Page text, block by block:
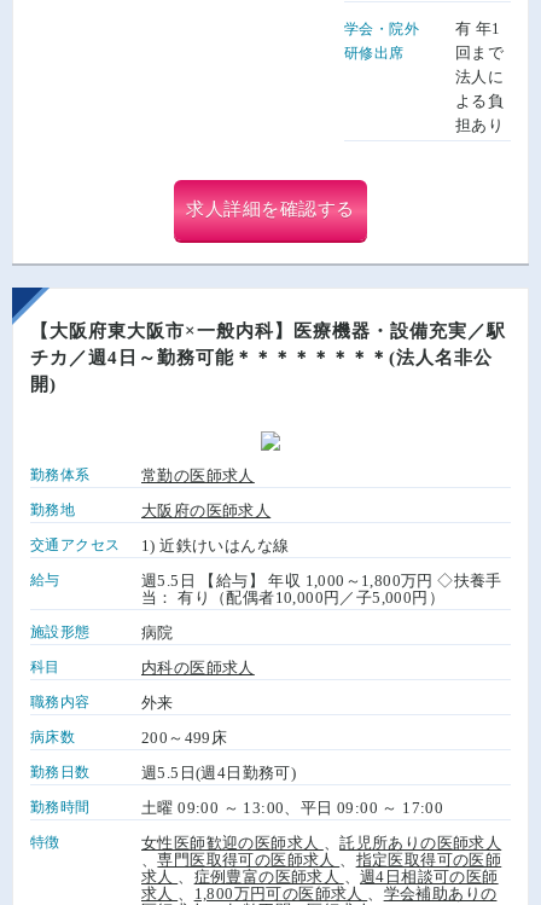
学会・院外
研修出席
有 年1
回まで
法人に
よる負
担あり
求人詳細を確認する
【大阪府東大阪市×一般内科】医療機器・設備充実／駅
チカ／週4日～勤務可能＊＊＊＊＊＊＊＊(法人名非公
開)
勤務体系 常勤の医師求人
勤務地 大阪府の医師求人
交通アクセス 1) 近鉄けいはんな線
給与
週5.5日 【給与】 年収 1,000～1,800万円 ◇扶養手
当： 有り（配偶者10,000円／子5,000円）
施設形態 病院
科目 内科の医師求人
職務内容 外来
病床数 200～499床
勤務日数 週5.5日(週4日勤務可)
勤務時間 土曜 09:00 ～ 13:00、平日 09:00 ～ 17:00
特徴 女性医師歓迎の医師求人 、託児所ありの医師求人
、専門医取得可の医師求人
指定医取得可の医師
求人
症例豊富の医師求人 、週4日相談可の医師
求人
1,800万円可の医師求人
学会補助ありの